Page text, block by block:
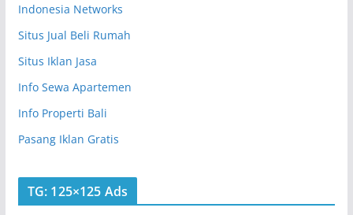
Indonesia Networks
Situs Jual Beli Rumah
Situs Iklan Jasa
Info Sewa Apartemen
Info Properti Bali
Pasang Iklan Gratis
TG: 125×125 Ads